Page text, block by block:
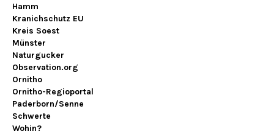
Hamm
Kranichschutz EU
Kreis Soest
Münster
Naturgucker
Observation.org
Ornitho
Ornitho-Regioportal
Paderborn/Senne
Schwerte
Wohin?